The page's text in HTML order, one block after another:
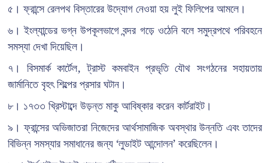
৫। ফ্রান্সে রেলপথ বিস্তারের উদ্যোগ নেওয়া হয় লুই ফিলিপের আমলে।
৬। ইংল্যান্ডের ভগ্ন উপকূলভাগে বন্দর গড়ে ওঠেনি বলে সমুদ্রপথে পরিবহনে
সমস্যা দেখা দিয়েছিল।
৭। বিসমার্ক কার্টেল, ট্রাস্ট কমবাইন প্রভৃতি যৌথ সংগঠনের সহায়তায়
জার্মানিতে বৃহৎ শিল্পের প্রসার ঘটান।
৮। ১৭৩৩ খ্রিস্টাব্দে উড়ন্ত মাকু আবিষ্কার করেন কার্টরাইট।
৯। ফ্রান্সের অভিজাতরা নিজেদের আর্থসামাজিক অবস্থার উন্নতি এবং তাদের
বিভিন্ন সমস্যার সমাধানের জন্য ‘লুডাইট আন্দোলন’ করেছিলেন।